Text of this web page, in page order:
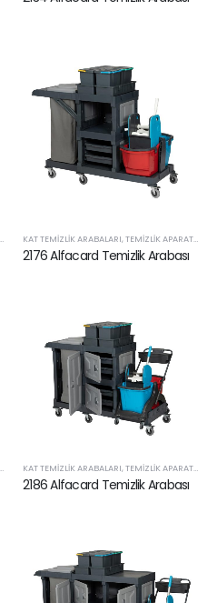
KAT TEMIZLIK ARABALARI,TEMIZLIK APARATLARI VE SARF ÜRÜNLERI
2176 Alfacard Temizlik Arabası
KAT TEMIZLIK ARABALARI,TEMIZLIK APARATLARI VE SARF ÜRÜNLERI
2186 Alfacard Temizlik Arabası